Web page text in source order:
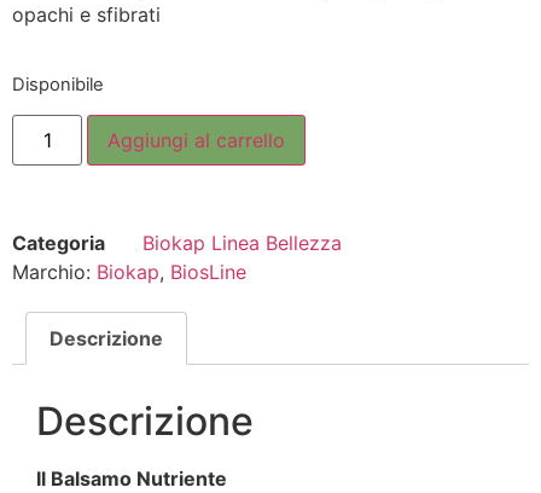
opachi e sfibrati
Disponibile
Aggiungi al carrello
Categoria
Biokap Linea Bellezza
Marchio: Biokap, BiosLine
Descrizione
Descrizione
Il Balsamo Nutriente